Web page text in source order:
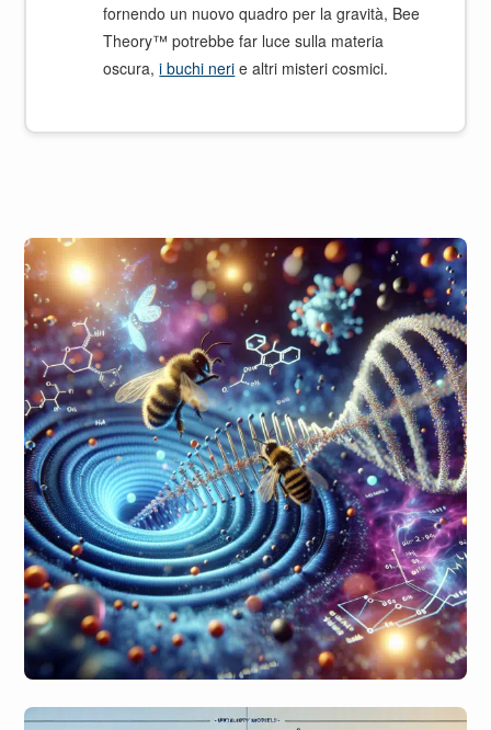
fornendo un nuovo quadro per la gravità, Bee
Theory™ potrebbe far luce sulla materia
oscura,i buchi neri e altri misteri cosmici.